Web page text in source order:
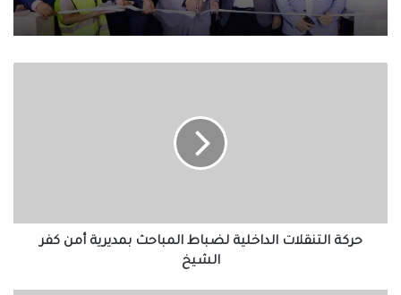
الشيخ
حركة التنقلات الداخلية لضباط المباحث بمديرية أمن كفر
الشيخ